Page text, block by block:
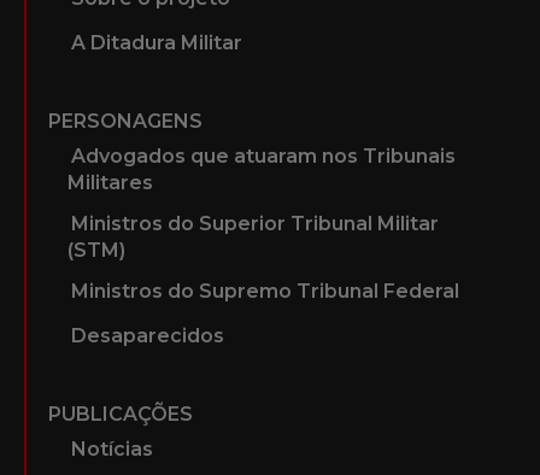
A Ditadura Militar
PERSONAGENS
Advogados que atuaram nos Tribunais
Militares
Ministros do Superior Tribunal Militar
(STM)
Ministros do Supremo Tribunal Federal
Desaparecidos
PUBLICAÇÕES
Notícias